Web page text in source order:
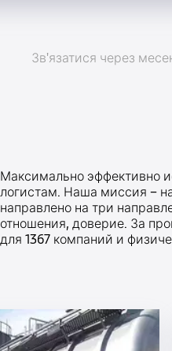
Зв'язатися через
Максимально эффективно
логистам. Наша миссия –
направлено на три
отношения, доверие. За
для 1367 компаний и